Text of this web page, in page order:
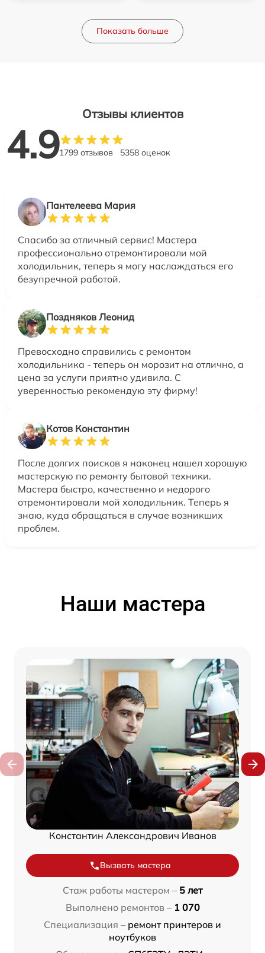
Показать больше
Отзывы клиентов
4.91799 отзывов 5358 оценок
Пантелеева Мария
Спасибо за отличный сервис! Мастера
профессионально отремонтировали мой
холодильник, теперь я могу наслаждаться его
безупречной работой.
Поздняков Леонид
Превосходно справились с ремонтом
холодильника - теперь он морозит на отлично, а
цена за услуги приятно удивила. С
уверенностью рекомендую эту фирму!
Котов Константин
После долгих поисков я наконец нашел хорошую
мастерскую по ремонту бытовой техники.
Мастера быстро, качественно и недорого
отремонтировали мой холодильник. Теперь я
знаю, куда обращаться в случае возникших
проблем.
Наши мастера
Константин Александрович Иванов
Вызвать мастера
Стаж работы мастером – 5 лет
Выполнено ремонтов – 1 070
Специализация – ремонт принтеров и
ноутбуков